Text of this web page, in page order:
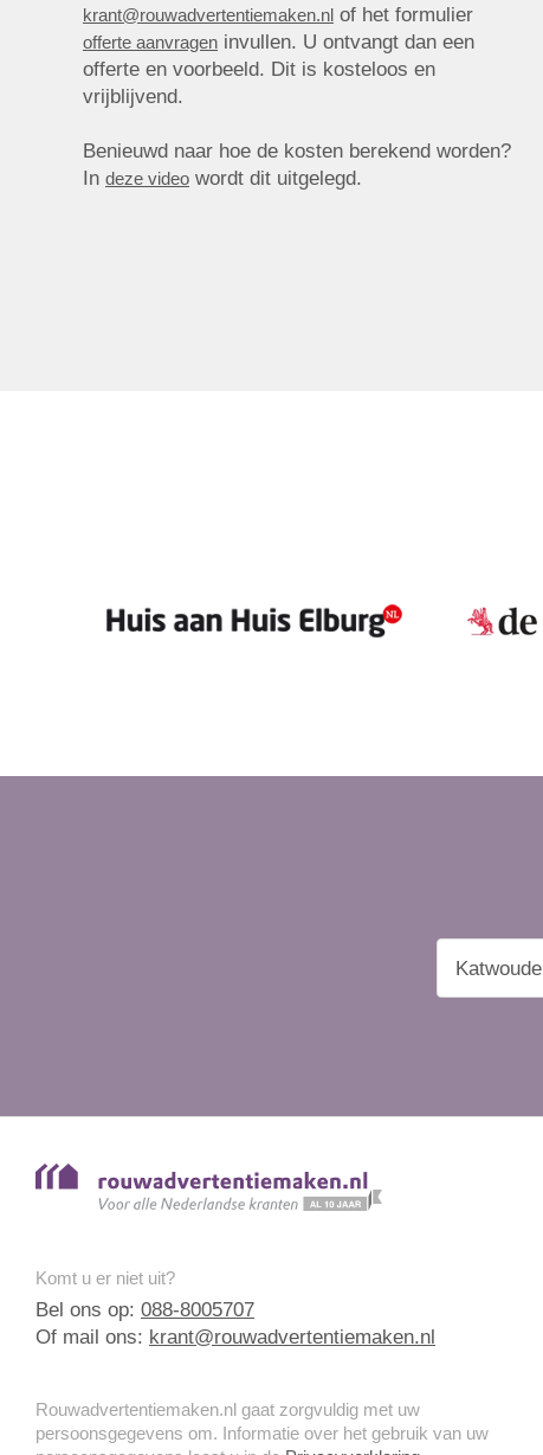
krant@rouwadvertentiemaken.nl of het formulier
offerte aanvragen invullen. U ontvangt dan een
offerte en voorbeeld. Dit is kosteloos en
vrijblijvend.
Benieuwd naar hoe de kosten berekend worden?
In deze video wordt dit uitgelegd.
Komt u er niet uit?
Bel ons op: 088-8005707
Of mail ons: krant@rouwadvertentiemaken.nl
Rouwadvertentiemaken.nl gaat zorgvuldig met uw
persoonsgegevens om. Informatie over het gebruik van uw